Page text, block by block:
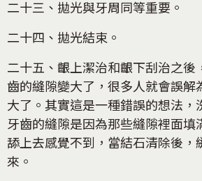
二十三、拋光與牙周同等重要。
二十四、拋光結束。
二十五、齦上潔治和齦下刮治之後
齒的縫隙變大了，很多人就會誤解
大了。其實這是一種錯誤的想法，
牙齒的縫隙是因為那些縫隙裡面填
舔上去感覺不到，當結石清除後，
來。